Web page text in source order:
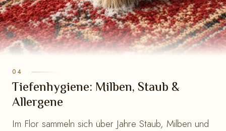
Tiefenhygiene: Milben, Staub &
Allergene
Im Flor sammeln sich über Jahre Staub, Milben und